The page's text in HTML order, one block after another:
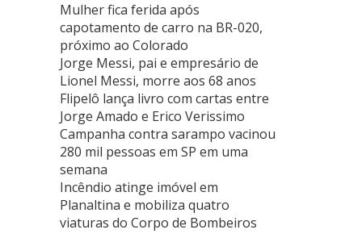
Mulher fica ferida após
capotamento de carro na BR-020,
próximo ao Colorado
Jorge Messi, pai e empresário de
Lionel Messi, morre aos 68 anos
Flipelô lança livro com cartas entre
Jorge Amado e Erico Verissimo
Campanha contra sarampo vacinou
280 mil pessoas em SP em uma
semana
Incêndio atinge imóvel em
Planaltina e mobiliza quatro
viaturas do Corpo de Bombeiros